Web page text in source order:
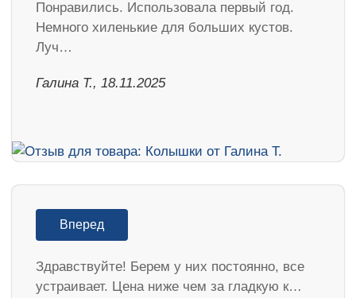
Понравились. Использовала первый год.
Немного хиленькие для больших кустов.
Луч…
Галина Т., 18.11.2025
Вперед
Здравствуйте! Берем у них постоянно, все
устраивает. Цена ниже чем за гладкую к…